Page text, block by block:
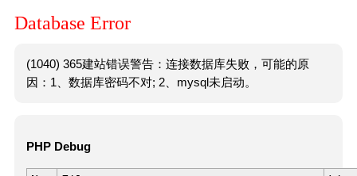
Database Error
(1040) 365建站错误警告：连接数据库失败，可能的原
因：1、数据库密码不对; 2、mysql未启动。
PHP Debug